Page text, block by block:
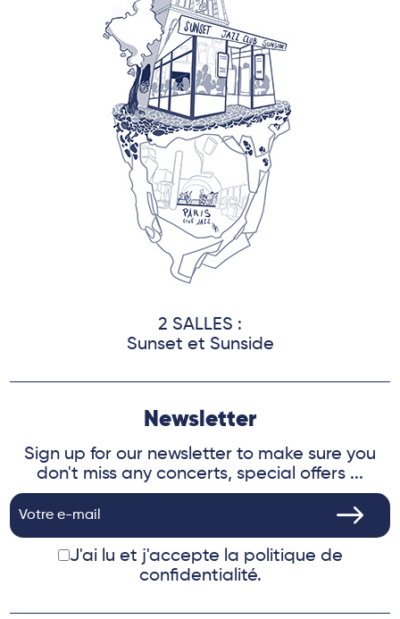
2 SALLES :
Sunset et Sunside
Newsletter
Sign up for our newsletter to make sure you
don't miss any concerts, special offers ...
J'ai lu et j'accepte la politique de
confidentialité.